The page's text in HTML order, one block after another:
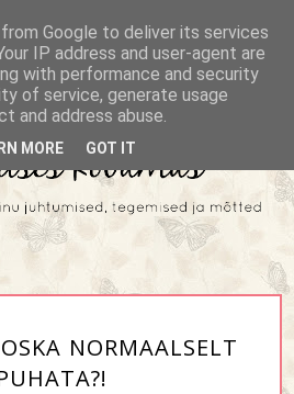
NORMAALSELT
Google to deliver its services
IP address and user-agent are
with performance and security
of service, generate usage
and address abuse.
MORE GOT IT